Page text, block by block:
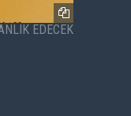
EDECEK